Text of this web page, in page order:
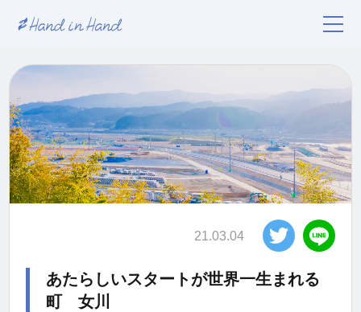
21.03.04
あたらしいスタートが世界一生まれる
町 女川